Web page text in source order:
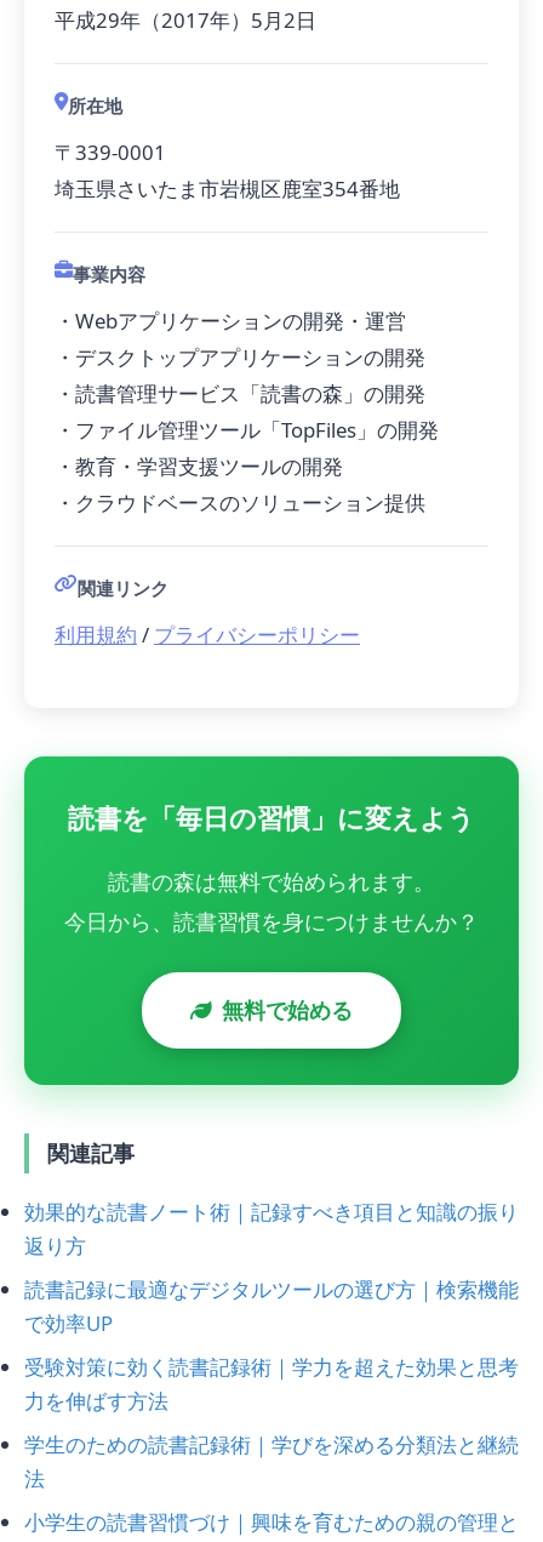
平成29年（2017年）5月2日
所在地
〒339-0001
埼玉県さいたま市岩槻区鹿室354番地
事業内容
・Webアプリケーションの開発・運営
・デスクトップアプリケーションの開発
・読書管理サービス「読書の森」の開発
・ファイル管理ツール「TopFiles」の開発
・教育・学習支援ツールの開発
・クラウドベースのソリューション提供
関連リンク
利用規約 / プライバシーポリシー
読書を「毎日の習慣」に変えよう
読書の森は無料で始められます。
今日から、読書習慣を身につけませんか？
無料で始める
関連記事
効果的な読書ノート術｜記録すべき項目と知識の振り
返り方
読書記録に最適なデジタルツールの選び方｜検索機能
で効率UP
受験対策に効く読書記録術｜学力を超えた効果と思考
力を伸ばす方法
学生のための読書記録術｜学びを深める分類法と継続
法
小学生の読書習慣づけ｜興味を育むための親の管理と